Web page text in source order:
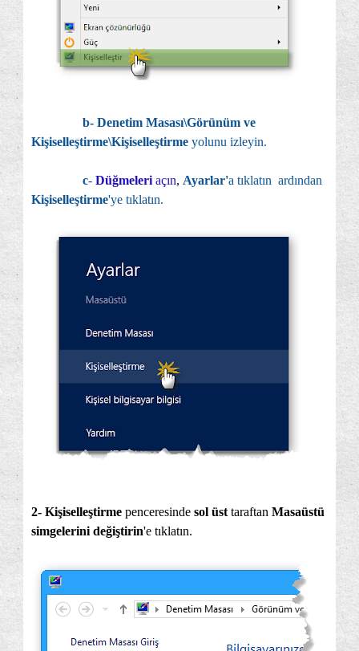
b- Denetim Masası\Görünüm ve
Kişiselleştirme\Kişiselleştirme yolunu izleyin.
c- Düğmeleri açın, Ayarlar'a tıklatın ardından
Kişiselleştirme'ye tıklatın.
2- Kişiselleştirme penceresinde sol üst taraftan Masaüstü
simgelerini değiştirin'e tıklatın.